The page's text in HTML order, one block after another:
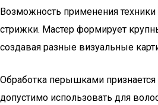
Возможность применения техники
стрижки. Мастер формирует
создавая разные визуальные
Обработка перышками признается
допустимо использовать для